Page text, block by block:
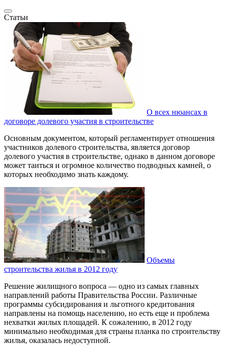
Статьи
О всех нюансах в
договоре долевого участия в строительстве
Основным документом, который регламентирует отношения
участников долевого строительства, является договор
долевого участия в строительстве, однако в данном договоре
может таиться и огромное количество подводных камней, о
которых необходимо знать каждому.
Объемы
строительства жилья в 2012 году
Решение жилищного вопроса — одно из самых главных
направлений работы Правительства России. Различные
программы субсидирования и льготного кредитования
направлены на помощь населению, но есть еще и проблема
нехватки жилых площадей. К сожалению, в 2012 году
минимально необходимая для страны планка по строительству
жилья, оказалась недоступной.